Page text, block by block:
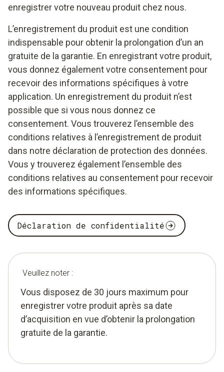
enregistrer votre nouveau produit chez nous.
L’enregistrement du produit est une condition
indispensable pour obtenir la prolongation d’un an
gratuite de la garantie. En enregistrant votre produit,
vous donnez également votre consentement pour
recevoir des informations spécifiques à votre
application. Un enregistrement du produit n’est
possible que si vous nous donnez ce
consentement. Vous trouverez l’ensemble des
conditions relatives à l’enregistrement de produit
dans notre déclaration de protection des données.
Vous y trouverez également l’ensemble des
conditions relatives au consentement pour recevoir
des informations spécifiques.
Déclaration de confidentialité
Veuillez noter :
Vous disposez de 30 jours maximum pour
enregistrer votre produit après sa date
d’acquisition en vue d’obtenir la prolongation
gratuite de la garantie.